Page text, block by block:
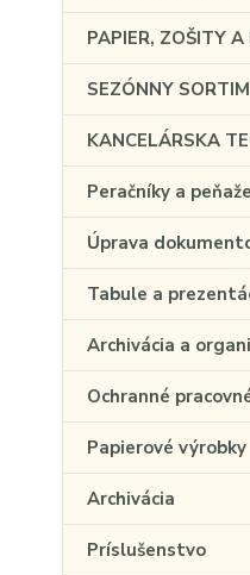
PAPIER, ZOŠITY A
SEZÓNNY
KANCELÁRSKA
Peračníky a
Úprava
Tabule a
Archivácia a
Ochranné
Papierové výrobky
Archivácia
Príslušenstvo